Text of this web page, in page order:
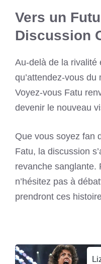
Vers un
Discussion
Au-delà de la rivalité
qu’attendez-vous
Voyez-vous Fatu
devenir le nouveau
Que vous soyez fan
Fatu, la discussion
revanche sanglante.
n’hésitez pas à
prendront ces